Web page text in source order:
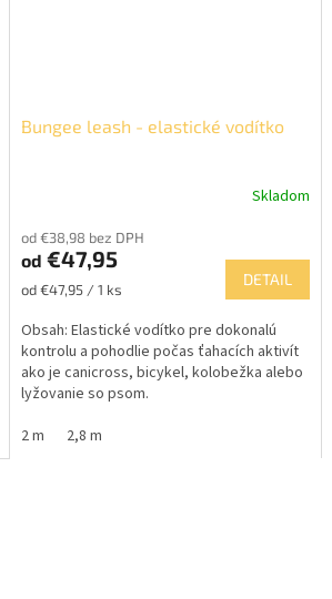
Bungee leash - elastické vodítko
Skladom
od €38,98 bez DPH
od €47,95
Jednotková
od €47,95 / 1 ks
DETAIL
Obsah: Elastické vodítko pre dokonalú
kontrolu a pohodlie počas ťahacích aktivít
ako je canicross, bicykel, kolobežka alebo
lyžovanie so psom.
2 m
2,8 m